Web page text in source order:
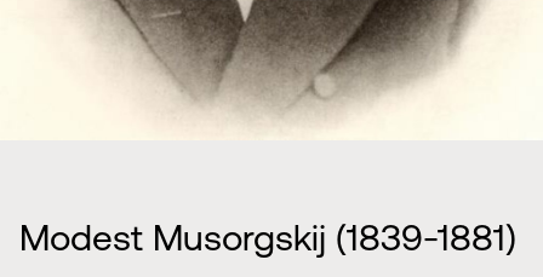
Modest Musorgskij (1839-1881)